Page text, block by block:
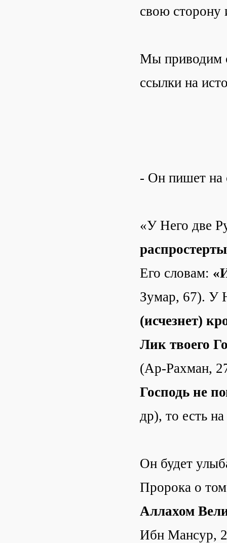
свою сторону
Мы приводим
ссылки на
- Он пишет на
«У Него две
Его словам:
Зумар, 67). У
(исчезнет)
Лик твоего
(Ар-Рахман,
Господь не
др), то есть
Он будет
Пророка о
Аллахом
Ибн Мансур,